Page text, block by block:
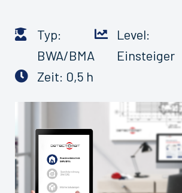
Typ:
BWA/BMA
Level:
Einsteiger
Zeit: 0,5 h